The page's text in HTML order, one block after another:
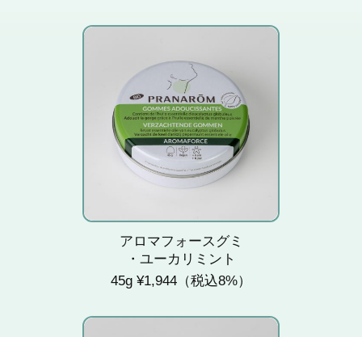
ユーカリとミントの風味
で、のどスッキリ。
アロマフォースグミ
・ユーカリミント
45g ¥1,944（税込8%）